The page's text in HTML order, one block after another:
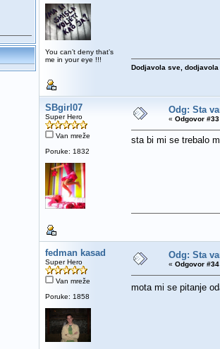
You can’t deny that’s
me in your eye !!!
Dodjavola sve,
SBgirl07
Super Hero
Van mreže
Poruke: 1832
Odg: Sta
« Odgovor
sta bi mi se trebalo
fedman kasad
Super Hero
Van mreže
Poruke: 1858
Odg: Sta
« Odgovor
mota mi se pitanje